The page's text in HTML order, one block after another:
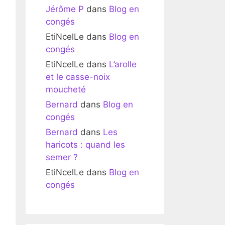
Jérôme P dans Blog en
congés
EtiNcelLe dans Blog en
congés
EtiNcelLe dans L’arolle
et le casse-noix
moucheté
Bernard dans Blog en
congés
Bernard dans Les
haricots : quand les
semer ?
EtiNcelLe dans Blog en
congés